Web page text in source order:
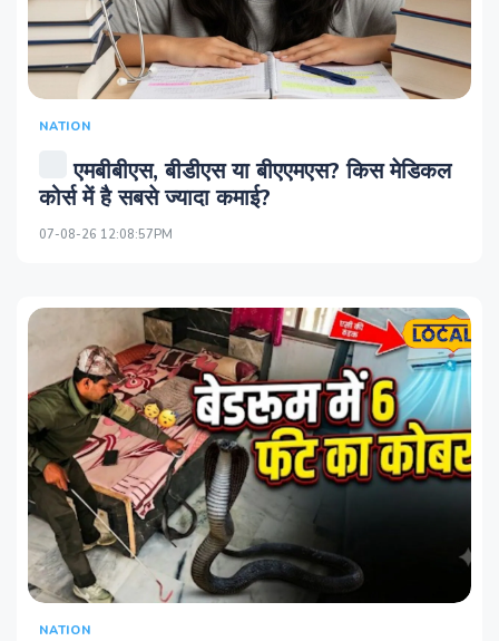
NATION
एमबीबीएस, बीडीएस या बीएएमएस? किस मेडिकल
कोर्स में है सबसे ज्यादा कमाई?
07-08-26 12:08:57PM
NATION